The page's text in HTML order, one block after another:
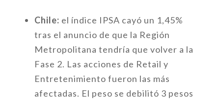
Chile: el índice IPSA cayó un 1,45%
tras el anuncio de que la Región
Metropolitana tendría que volver a la
Fase 2. Las acciones de Retail y
Entretenimiento fueron las más
afectadas. El peso se debilitó 3 pesos